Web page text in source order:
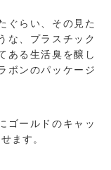
ぐらい、その見た
な、プラスチック
ある生活臭を醸し
ボンのパッケージ
ゴールドのキャッ
ます。